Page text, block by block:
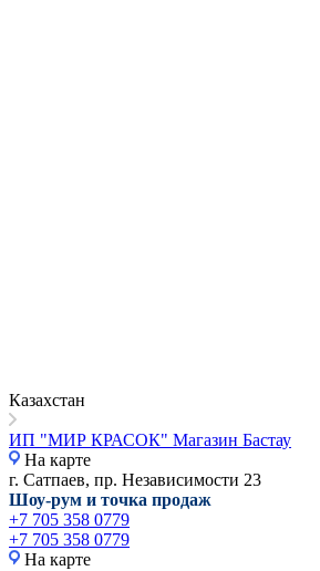
Казахстан
ИП "МИР КРАСОК" Магазин Бастау
На карте
г. Сатпаев, пр. Независимости 23
Шоу-рум и точка продаж
+7 705 358 0779
+7 705 358 0779
На карте